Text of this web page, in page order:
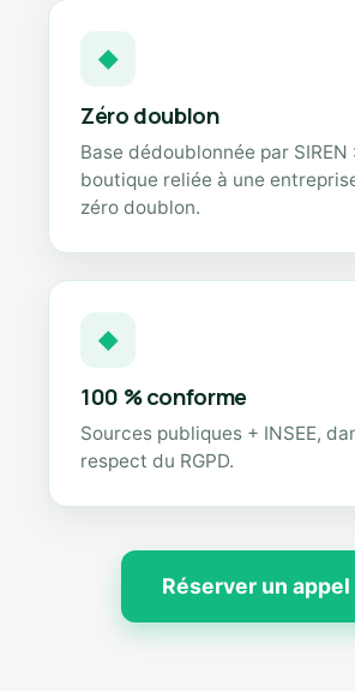
◆
Zéro doublon
Base dédoublonnée par SIREN
boutique reliée à une
zéro doublon.
◆
100 % conforme
Sources publiques + INSEE,
respect du RGPD.
Réserver un